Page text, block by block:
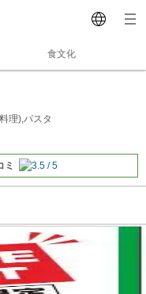
食文化
理),パスタ
ミ